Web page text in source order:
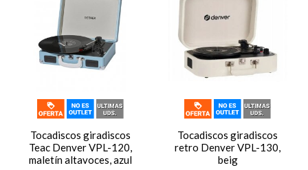
Tocadiscos giradiscos
Teac Denver VPL-120,
maletín altavoces, azul
Tocadiscos giradiscos
retro Denver VPL-130,
beig